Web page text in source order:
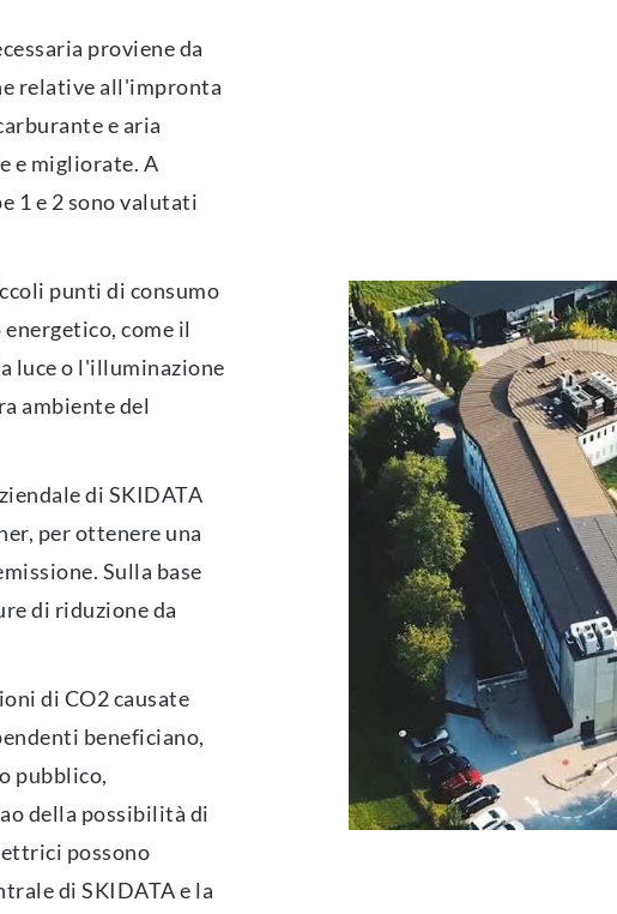
proviene da
relative all'impronta
e aria
e migliorate. A
1 e 2 sono valutati
punti di consumo
come il
luce o l'illuminazione
ambiente del
di SKIDATA
per ottenere una
Sulla base
di riduzione da
di CO2 causate
beneficiano,
pubblico,
della possibilità di
possono
di SKIDATA e la